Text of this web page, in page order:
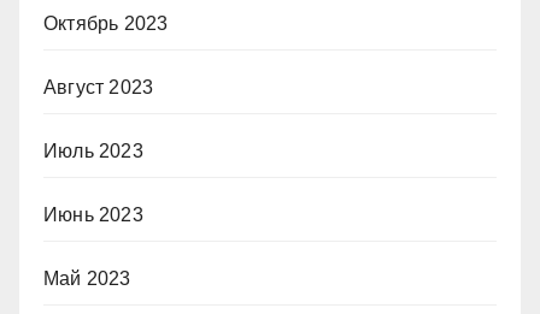
Октябрь 2023
Август 2023
Июль 2023
Июнь 2023
Май 2023